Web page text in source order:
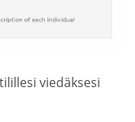
viedäksesi